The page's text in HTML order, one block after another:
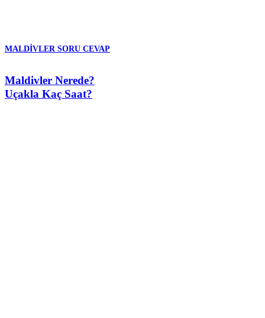
MALDIVLER SORU CEVAP
Maldivler Nerede?
Uçakla Kaç Saat?